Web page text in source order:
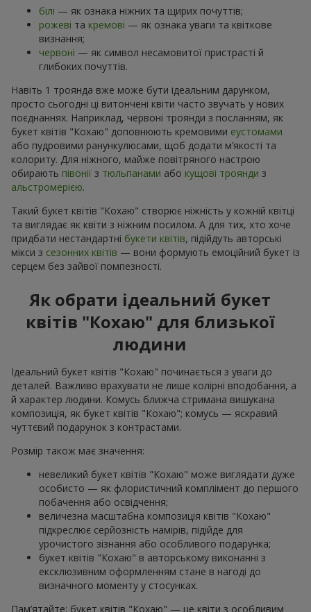
білі — як ознака ніжних та щирих почуттів;
рожеві та кремові — як ознака уваги та квіткове
визнання;
червоні — як символ несамовитої пристрасті й
глибоких почуттів.
Навіть 1 троянда вже може бути ідеальним дарунком,
просто сьогодні ці витончені квіти часто звучать у нових
поєднаннях. Наприклад, червоні троянди з посланням, як
букет квітів "Кохаю" доповнюють кремовими еустомами
або пудровими ранункулюсами, щоб додати м’якості та
колориту. Для ніжного, майже повітряного настрою
обирають півонії з тюльпанами або кущові троянди з
альстромерією.
Такий букет квітів "Кохаю" створює ніжність у кожній квітці
та виглядає як квіти з ніжним посилом. А для тих, хто хоче
придбати нестандартні букети квітів, підійдуть авторські
мікси з сезонних квітів — вони формують емоційний букет із
серцем без зайвої помпезності.
Як обрати ідеальний букет
квітів "Кохаю" для близької
людини
Ідеальний букет квітів "Кохаю" починається з уваги до
деталей. Важливо врахувати не лише колірні вподобання, а
й характер людини. Комусь ближча стримана вишукана
композиція, як букет квітів "Кохаю"; комусь — яскравий
чуттєвий подарунок з контрастами.
Розмір також має значення:
невеликий букет квітів "Кохаю" може виглядати дуже
особисто — як флористичний комплімент до першого
побачення або освідчення;
величезна масштабна композиція квітів "Кохаю"
підкреслює серйозність намірів, підійде для
урочистого зізнання або особливого подарунка;
букет квітів "Кохаю" в авторському виконанні з
ексклюзивним оформленням стане в нагоді до
визначного моменту у стосунках.
Пам’ятайте: букет квітів "Кохаю" — це квіти з особливим